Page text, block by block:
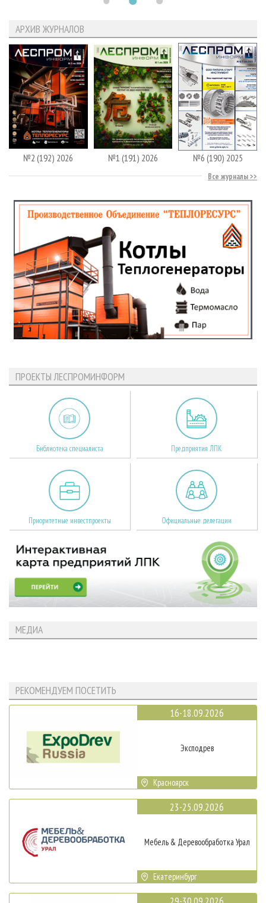
АРХИВ ЖУРНАЛОВ
№2 (192) 2026 №1 (191) 2026 №6 (190) 2025
Все журналы
ПРОЕКТЫ ЛЕСПРОМИНФОРМ
Библиотека специалиста Предприятия ЛПК
Приоритетные инвестпроекты Официальные делегации
МЕДИА
РЕКОМЕНДУЕМ ПОСЕТИТЬ
16-18.09.2026
Эксподрев
Красноярск
23-25.09.2026
Мебель & Деревообработка Урал
Екатеринбург